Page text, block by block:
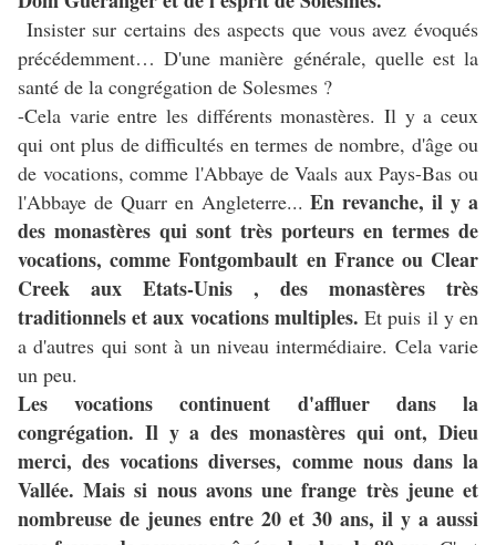
Insister sur certains des aspects que vous avez évoqués
précédemment… D'une manière générale, quelle est la
santé de la congrégation de Solesmes ?
-Cela varie entre les différents monastères. Il y a ceux
qui ont plus de difficultés en termes de nombre, d'âge ou
de vocations, comme l'Abbaye de Vaals aux Pays-Bas ou
l'Abbaye de Quarr en Angleterre...En revanche, il y a
des monastères qui sont très porteurs en termes de
vocations, comme Fontgombault en France ou Clear
Creek aux Etats-Unis , des monastères très
traditionnels et aux vocations multiples.Et puis il y en
a d'autres qui sont à un niveau intermédiaire. Cela varie
un peu.
Les vocations continuent d'affluer dans la
congrégation. Il y a des monastères qui ont, Dieu
merci, des vocations diverses, comme nous dans la
Vallée. Mais si nous avons une frange très jeune et
nombreuse de jeunes entre 20 et 30 ans, il y a aussi